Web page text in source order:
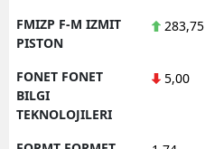
FMIZP F-M IZMIT
PISTON
283,75
FONET FONET
BILGI
TEKNOLOJILERI
5,00